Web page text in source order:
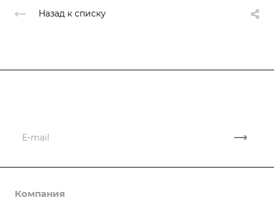
Назад к списку
Компания